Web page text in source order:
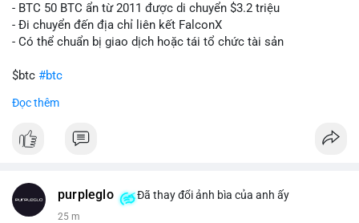
- BTC 50 BTC ẩn từ 2011 được di chuyển $3.2 triệu
- Đi chuyển đến địa chỉ liên kết FalconX
- Có thể chuẩn bị giao dịch hoặc tái tổ chức tài sản
$btc #btc
#vlikevn
📰 Nguồn: CoinDesk
Đọc thêm
purpleglo Đã thay đổi ảnh bìa của anh ấy
25 m